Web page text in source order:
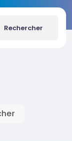
Rechercher